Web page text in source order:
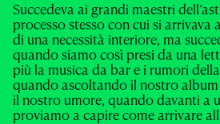
Succedeva ai grandi maestri
processo stesso con cui si arrivava
di una necessità interiore, ma
quando siamo così presi da una
più la musica da bar e i rumori
quando ascoltando il nostro
il nostro umore, quando davanti a
proviamo a capire come arrivare